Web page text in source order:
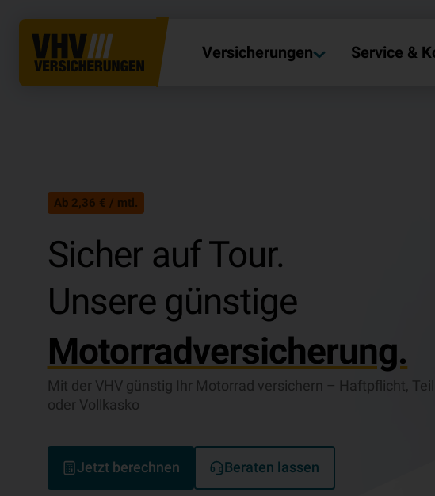
Versicherungen Service &
Ab 2,36 € / mtl.
Sicher auf Tour.
Unsere günstige
Motorradversicherung.
Mit der VHV günstig Ihr Motorrad versichern – Haftpflicht,
oder Vollkasko
Jetzt berechnen Beraten lassen